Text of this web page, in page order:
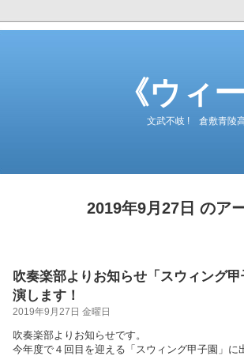
《ウィ
文武不岐 ! 倉敷青陵
2019年9月27日 のア
吹奏楽部よりお知らせ「スウィング
演します！
2019年9月27日 金曜日
吹奏楽部よりお知らせです。
今年度で４回目を迎える「スウィング甲子園」に